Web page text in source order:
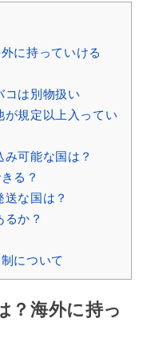
に持っていける
コは別物扱い
が規定以上入ってい
可能な国は？
る？
な国は？
か？
について
？海外に持っ